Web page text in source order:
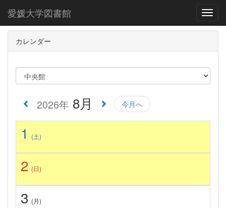
愛媛大学図書館
カレンダー
2026年 8月 今月へ
1 (土)
2 (日)
3 (月)